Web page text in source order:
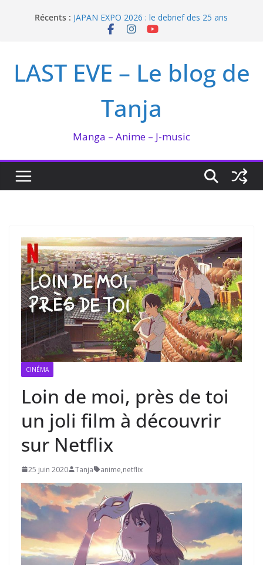
Récents : JAPAN EXPO 2026 : le debrief des 25 ans
Bilan lecture et visionnage de juillet 2026
Enomoto n’est pas un ange
LAST EVE – Le blog de
Tanja
Manga – Anime – J-music
CINÉMA
Loin de moi, près de toi
un joli film à découvrir
sur Netflix
25 juin 2020 Tanja anime,netflix